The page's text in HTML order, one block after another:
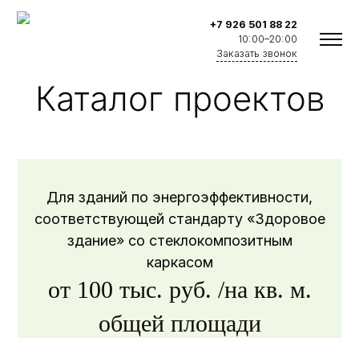
+7 926 501 88 22
10:00–20:00
Заказать звонок
Новости компании
Каталог проектов
Для зданий по энергоэффективности,
соответствующей стандарту «Здоровое
здание» со стеклокомпозитным
каркасом
от 100 тыс. руб. /на кв. м.
общей площади